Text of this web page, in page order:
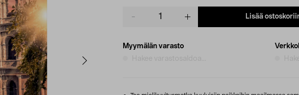
Lisää
Myymälän varasto
Hakee varastosaldoa...